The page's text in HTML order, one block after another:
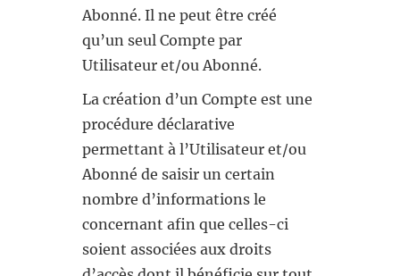
Abonné. Il ne peut être créé
qu’un seul Compte par
Utilisateur et/ou Abonné.
La création d’un Compte est une
procédure déclarative
permettant à l’Utilisateur et/ou
Abonné de saisir un certain
nombre d’informations le
concernant afin que celles-ci
soient associées aux droits